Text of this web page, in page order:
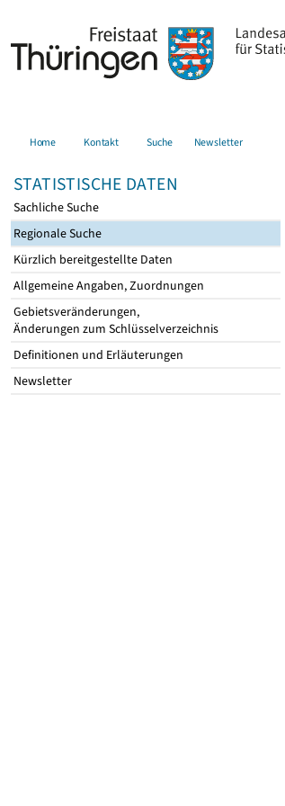
Home Kontakt Suche Newsletter
STATISTISCHE DATEN
Sachliche Suche
Regionale Suche
Kürzlich bereitgestellte Daten
Allgemeine Angaben, Zuordnungen
Gebietsveränderungen,
Änderungen zum Schlüsselverzeichnis
Definitionen und Erläuterungen
Newsletter